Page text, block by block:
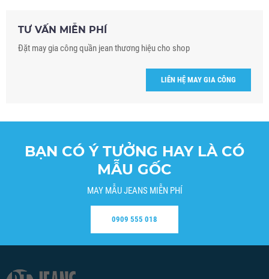
TƯ VẤN MIỄN PHÍ
Đặt may gia công quần jean thương hiệu cho shop
LIÊN HỆ MAY GIA CÔNG
BẠN CÓ Ý TƯỞNG HAY LÀ CÓ
MẪU GỐC
MAY MẪU JEANS MIỄN PHÍ
0909 555 018